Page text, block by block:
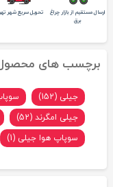
ارسال مستقیم از بازار چراغ
برق
تحویل سریع شهر
برچسب های
جیلی (152) سوپاپ
جیلی امگرند (52)
سوپاپ هوا جیلی (1)